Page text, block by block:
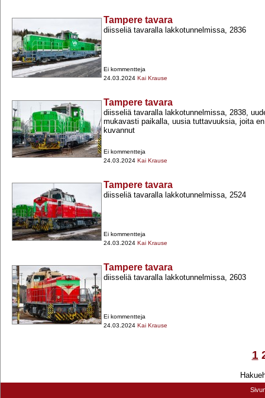
Tampere tavara
diisseliä tavaralla lakkotunnelmissa, 2836
Ei kommentteja
24.03.2024 Kai Krause
Tampere tavara
diisseliä tavaralla lakkotunnelmissa, 2838,
mukavasti paikalla, uusia tuttavuuksia, joita
kuvannut
Ei kommentteja
24.03.2024 Kai Krause
Tampere tavara
diisseliä tavaralla lakkotunnelmissa, 2524
Ei kommentteja
24.03.2024 Kai Krause
Tampere tavara
diisseliä tavaralla lakkotunnelmissa, 2603
Ei kommentteja
24.03.2024 Kai Krause
1